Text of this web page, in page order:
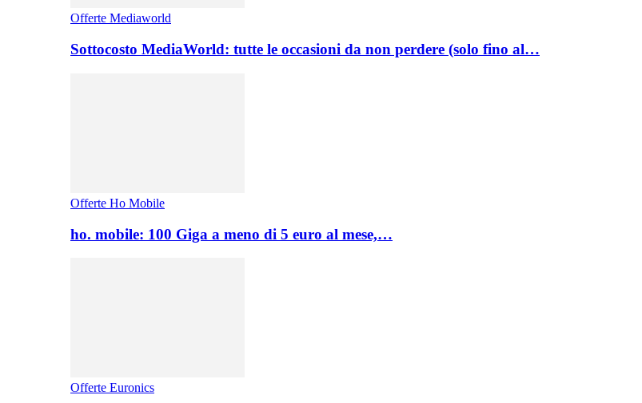
Offerte Mediaworld
Sottocosto MediaWorld: tutte le occasioni da non perdere (solo fino al…
Offerte Ho Mobile
ho. mobile: 100 Giga a meno di 5 euro al mese,…
Offerte Euronics